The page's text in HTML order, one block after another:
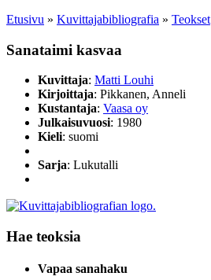
Etusivu » Kuvittaja­bibliografia » Teokset
Sanataimi kasvaa
Kuvittaja: Matti Louhi
Kirjoittaja: Pikkanen, Anneli
Kustantaja: Vaasa oy
Julkaisuvuosi: 1980
Kieli: suomi
Sarja: Lukutalli
Hae teoksia
Vapaa sanahaku